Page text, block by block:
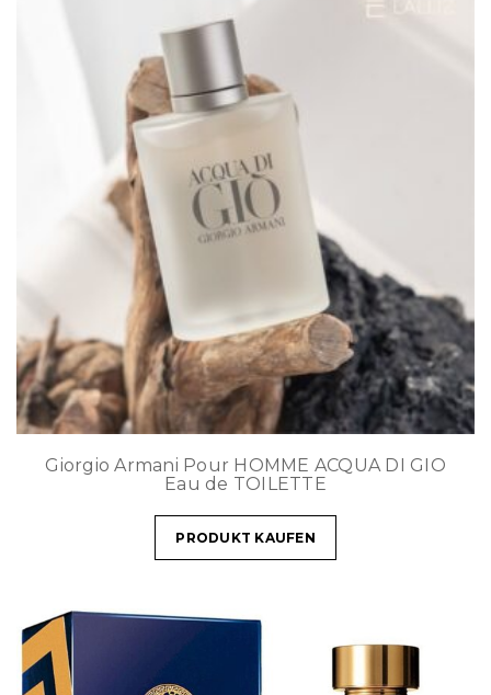
Giorgio Armani Pour HOMME ACQUA DI GIO
Eau de TOILETTE
PRODUKT KAUFEN